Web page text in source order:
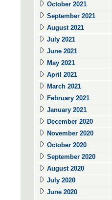
October 2021
September 2021
August 2021
July 2021
June 2021
May 2021
April 2021
March 2021
February 2021
January 2021
December 2020
November 2020
October 2020
September 2020
August 2020
July 2020
June 2020